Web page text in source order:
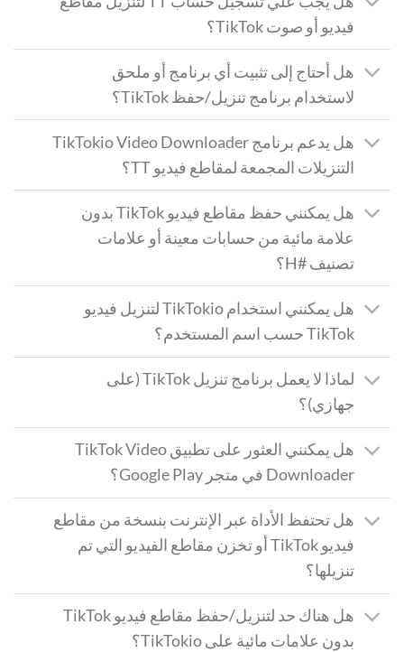
فيديو أو صوت TikTok؟
هل أحتاج إلى تثبيت أي برنامج أو ملحق
لاستخدام برنامج تنزيل/حفظ TikTok؟
هل يدعم برنامج TikTokio Video Downloader
التنزيلات المجمعة لمقاطع فيديو TT؟
هل يمكنني حفظ مقاطع فيديو TikTok بدون
علامة مائية من حسابات معينة أو علامات
تصنيف #H؟
هل يمكنني استخدام TikTokio لتنزيل فيديو
TikTok حسب اسم المستخدم؟
لماذا لا يعمل برنامج تنزيل TikTok (على
جهازي)؟
هل يمكنني العثور على تطبيق TikTok Video
Downloader في متجر Google Play؟
هل تحتفظ الأداة عبر الإنترنت بنسخة من مقاطع
فيديو TikTok أو تخزن مقاطع الفيديو التي تم
تنزيلها؟
هل هناك حد لتنزيل/حفظ مقاطع فيديو TikTok
بدون علامات مائية على TikTokio؟